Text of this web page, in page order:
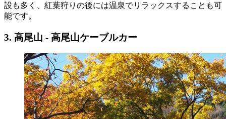
設も多く、紅葉狩りの後には温泉でリラックスすることも可
能です。
3. 高尾山 - 高尾山ケーブルカー